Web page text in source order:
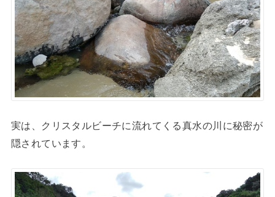
実は、クリスタルビーチに流れてくる真水の川に秘密が
隠されています。